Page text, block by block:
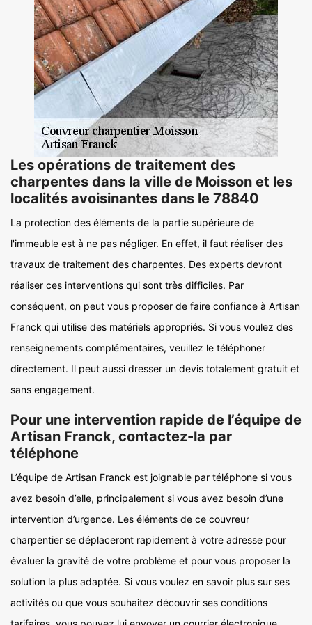
Les opérations de traitement des
charpentes dans la ville de Moisson et les
localités avoisinantes dans le 78840
La protection des éléments de la partie supérieure de
l'immeuble est à ne pas négliger. En effet, il faut réaliser des
travaux de traitement des charpentes. Des experts devront
réaliser ces interventions qui sont très difficiles. Par
conséquent, on peut vous proposer de faire confiance à Artisan
Franck qui utilise des matériels appropriés. Si vous voulez des
renseignements complémentaires, veuillez le téléphoner
directement. Il peut aussi dresser un devis totalement gratuit et
sans engagement.
Pour une intervention rapide de l’équipe de
Artisan Franck, contactez-la par
téléphone
L’équipe de Artisan Franck est joignable par téléphone si vous
avez besoin d’elle, principalement si vous avez besoin d’une
intervention d’urgence. Les éléments de ce couvreur
charpentier se déplaceront rapidement à votre adresse pour
évaluer la gravité de votre problème et pour vous proposer la
solution la plus adaptée. Si vous voulez en savoir plus sur ses
activités ou que vous souhaitez découvrir ses conditions